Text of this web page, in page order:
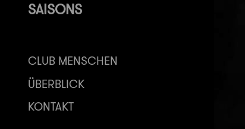
SAISONS
CLUB MENSCHEN
ÜBERBLICK
KONTAKT